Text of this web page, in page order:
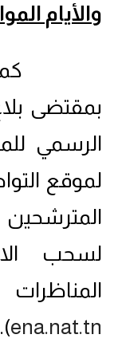
والأيام
كما
بمقتضى
الرسمي
لموقع
لسحب
ena.nat.tn
).